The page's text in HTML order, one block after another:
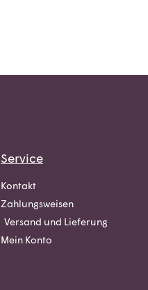
Service
Kontakt
Zahlungsweisen
Versand und Lieferung
Mein Konto